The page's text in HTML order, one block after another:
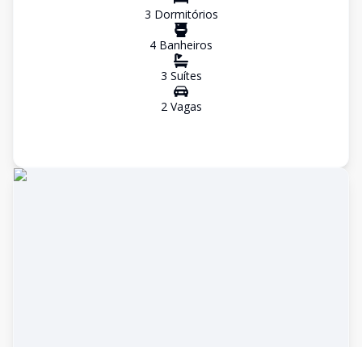
3 Dormitórios
4 Banheiros
3 Suítes
2Vagas